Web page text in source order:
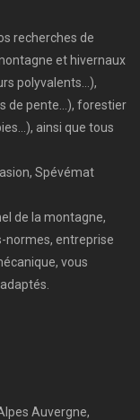
recherches de
et hivernaux
polyvalents…),
de pente…), forestier
ainsi que tous
Spévémat
de la montagne,
normes, entreprise
vous
Auvergne,